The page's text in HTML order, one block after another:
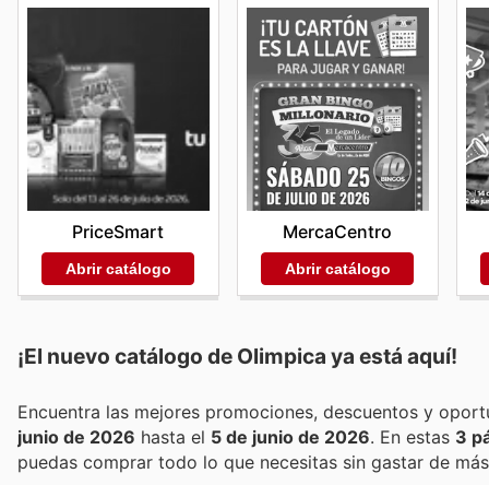
PriceSmart
Abrir catálogo
MercaCentro
Abrir catálogo
¡El nuevo catálogo de Olimpica ya está aquí!
junio de 2026 hasta el 5 de junio de 2026 . En estas 3
puedas comprar todo lo que necesitas sin gastar de